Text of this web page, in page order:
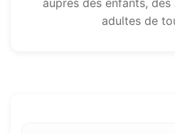
auprès des enfants,
adultes de